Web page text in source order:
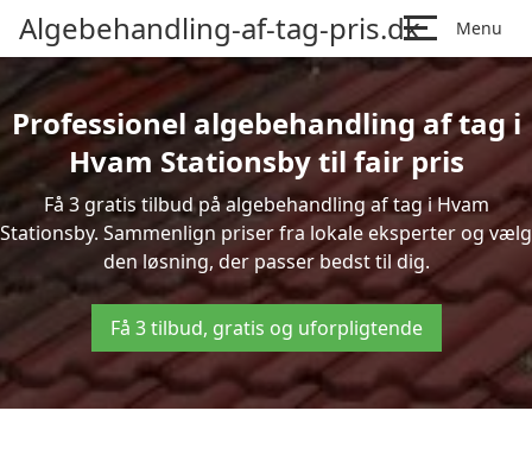
Algebehandling-af-tag-pris.dk Menu
Professionel algebehandling af tag i
Hvam Stationsby til fair pris
Få 3 gratis tilbud på algebehandling af tag i Hvam
Stationsby. Sammenlign priser fra lokale eksperter og vælg
den løsning, der passer bedst til dig.
Få 3 tilbud, gratis og uforpligtende